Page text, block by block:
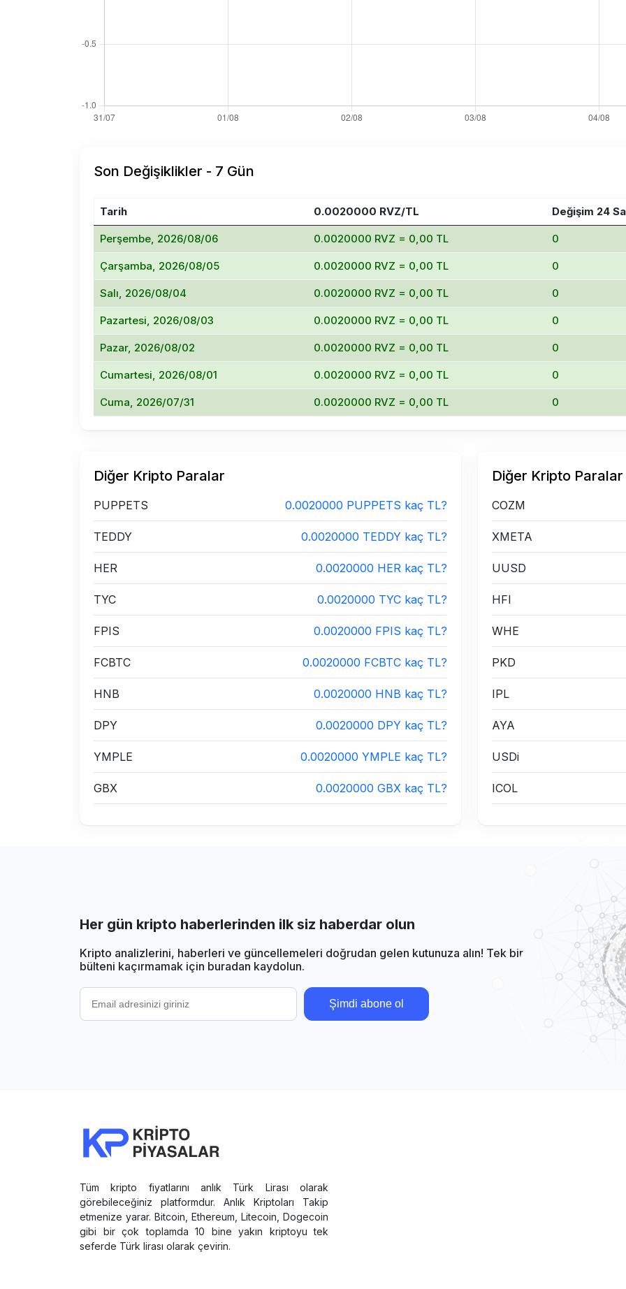
Son Değişiklikler - 7 Gün
Tarih 0.0020000 RVZ/TL Değişim 24
Perşembe, 2026/08/06 0.0020000 RVZ = 0,00 TL 0
Çarşamba, 2026/08/05 0.0020000 RVZ = 0,00 TL 0
Salı, 2026/08/04 0.0020000 RVZ = 0,00 TL 0
Pazartesi, 2026/08/03 0.0020000 RVZ = 0,00 TL 0
Pazar, 2026/08/02 0.0020000 RVZ = 0,00 TL 0
Cumartesi, 2026/08/01 0.0020000 RVZ = 0,00 TL 0
Cuma, 2026/07/31 0.0020000 RVZ = 0,00 TL 0
Diğer Kripto Paralar
PUPPETS 0.0020000 PUPPETS kaç TL?
TEDDY 0.0020000 TEDDY kaç TL?
HER 0.0020000 HER kaç TL?
TYC 0.0020000 TYC kaç TL?
FPIS 0.0020000 FPIS kaç TL?
FCBTC 0.0020000 FCBTC kaç TL?
HNB 0.0020000 HNB kaç TL?
DPY 0.0020000 DPY kaç TL?
YMPLE 0.0020000 YMPLE kaç TL?
GBX 0.0020000 GBX kaç TL?
Diğer Kripto Paralar
COZM
XMETA
UUSD
HFI
WHE
PKD
IPL
AYA
USDi
ICOL
Her gün kripto haberlerinden ilk siz haberdar olun
Kripto analizlerini, haberleri ve güncellemeleri doğrudan gelen kutunuza alın! Tek bir
bülteni kaçırmamak için buradan kaydolun.
Şimdi abone ol
Tüm kripto fiyatlarını anlık Türk Lirası olarak
görebileceğiniz platformdur. Anlık Kriptoları Takip
etmenize yarar. Bitcoin, Ethereum, Litecoin, Dogecoin
gibi bir çok toplamda 10 bine yakın kriptoyu tek
seferde Türk lirası olarak çevirin.